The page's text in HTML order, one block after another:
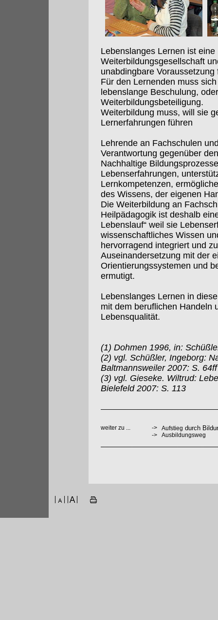
Lebenslanges Lernen ist
Weiterbildungsgesellschaft
unabdingbare
Für den Lernenden muss
lebenslange Beschulung,
Weiterbildungsbeteiligung.
Weiterbildung muss, will sie
Lernerfahrungen führen
Lehrende an Fachschulen
Verantwortung gegenüber
Nachhaltige
Lebenserfahrungen,
Lernkompetenzen,
des Wissens, der eigenen
Die Weiterbildung an
Heilpädagogik ist deshalb
Lebenslauf“ weil sie
wissenschaftliches Wissen
hervorragend integriert und
Auseinandersetzung mit der
Orientierungssystemen und
ermutigt.
Lebenslanges Lernen in
mit dem beruflichen Handeln
Lebensqualität.
(1) Dohmen 1996, in:
(2) vgl. Schüßler, Ingeborg:
Baltmannsweiler 2007: S. 64ff
(3) vgl. Gieseke. Wiltrud:
Bielefeld 2007: S. 113
weiter zu ... -> Aufstieg durch
-> Ausbildungsweg